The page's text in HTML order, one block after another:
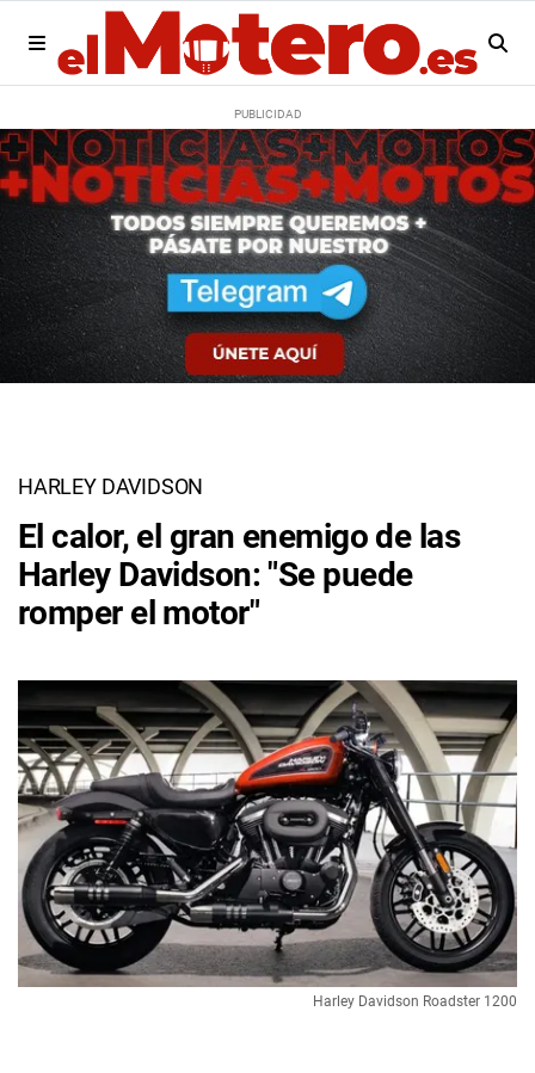
HARLEY DAVIDSON
El calor, el gran enemigo de las
Harley Davidson: "Se puede
romper el motor"
Harley Davidson Roadster 1200